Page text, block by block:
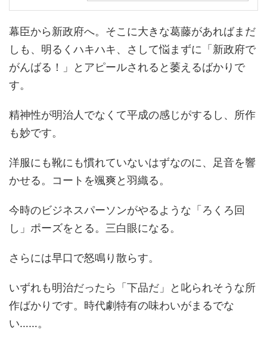
幕臣から新政府へ。そこに大きな葛藤があればまだ
しも、明るくハキハキ、さして悩まずに「新政府で
がんばる！」とアピールされると萎えるばかりで
す。
精神性が明治人でなくて平成の感じがするし、所作
も妙です。
洋服にも靴にも慣れていないはずなのに、足音を響
かせる。コートを颯爽と羽織る。
今時のビジネスパーソンがやるような「ろくろ回
し」ポーズをとる。三白眼になる。
さらには早口で怒鳴り散らす。
いずれも明治だったら「下品だ」と叱られそうな所
作ばかりです。時代劇特有の味わいがまるでな
い……。